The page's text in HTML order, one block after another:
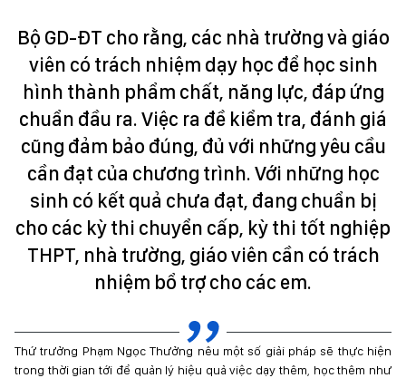
Bộ GD-ĐT cho rằng, các nhà trường và giáo
viên có trách nhiệm dạy học để học sinh
hình thành phẩm chất, năng lực, đáp ứng
chuẩn đầu ra. Việc ra đề kiểm tra, đánh giá
cũng đảm bảo đúng, đủ với những yêu cầu
cần đạt của chương trình. Với những học
sinh có kết quả chưa đạt, đang chuẩn bị
cho các kỳ thi chuyển cấp, kỳ thi tốt nghiệp
THPT, nhà trường, giáo viên cần có trách
nhiệm bổ trợ cho các em.
Thứ trưởng Phạm Ngọc Thưởng nêu một số giải pháp sẽ thực hiện
trong thời gian tới để quản lý hiệu quả việc dạy thêm, học thêm như